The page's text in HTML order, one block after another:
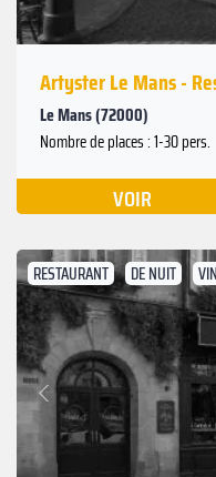
Artyster Le Mans -
Le Mans (72000)
Nombre de places : 1-30 pers.
VOIR
RESTAURANT DE NUIT
Précédent